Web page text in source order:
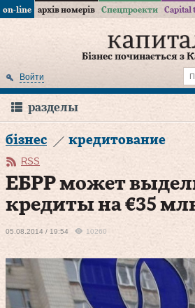
on-line архів номерів Спецпроекти Capital
Бізнес починається з
Войти
разделы
бізнес кредитование
RSS
ЕБРР может
кредиты на €35
05.08.2014 / 19:54 10260